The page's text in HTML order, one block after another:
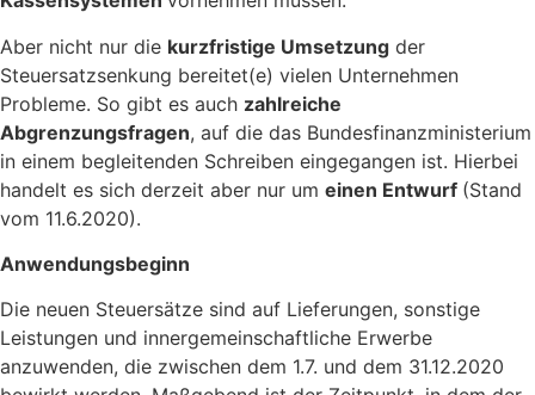
Aber nicht nur die kurzfristige Umsetzung der
Steuersatzsenkung bereitet(e) vielen Unternehmen
Probleme. So gibt es auch zahlreiche
Abgrenzungsfragen, auf die das Bundesfinanzministerium
in einem begleitenden Schreiben eingegangen ist. Hierbei
handelt es sich derzeit aber nur um einen Entwurf (Stand
vom 11.6.2020).
Anwendungsbeginn
Die neuen Steuersätze sind auf Lieferungen, sonstige
Leistungen und innergemeinschaftliche Erwerbe
anzuwenden, die zwischen dem 1.7. und dem 31.12.2020